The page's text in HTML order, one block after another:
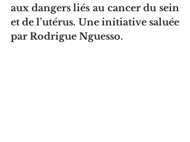
aux dangers liés au cancer du sein
et de l’utérus. Une initiative saluée
par Rodrigue Nguesso.